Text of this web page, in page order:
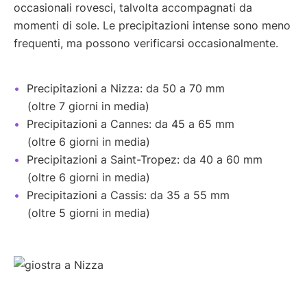
occasionali rovesci, talvolta accompagnati da
momenti di sole. Le precipitazioni intense sono meno
frequenti, ma possono verificarsi occasionalmente.
Precipitazioni a Nizza: da 50 a 70 mm
(oltre 7 giorni in media)
Precipitazioni a Cannes: da 45 a 65 mm
(oltre 6 giorni in media)
Precipitazioni a Saint-Tropez: da 40 a 60 mm
(oltre 6 giorni in media)
Precipitazioni a Cassis: da 35 a 55 mm
(oltre 5 giorni in media)